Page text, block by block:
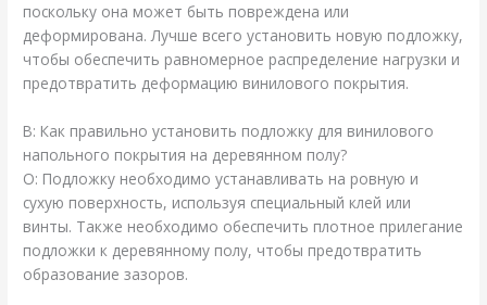
поскольку она может быть повреждена или
деформирована. Лучше всего установить новую подложку,
чтобы обеспечить равномерное распределение нагрузки и
предотвратить деформацию винилового покрытия.
В: Как правильно установить подложку для винилового
напольного покрытия на деревянном полу?
О: Подложку необходимо устанавливать на ровную и
сухую поверхность, используя специальный клей или
винты. Также необходимо обеспечить плотное прилегание
подложки к деревянному полу, чтобы предотвратить
образование зазоров.